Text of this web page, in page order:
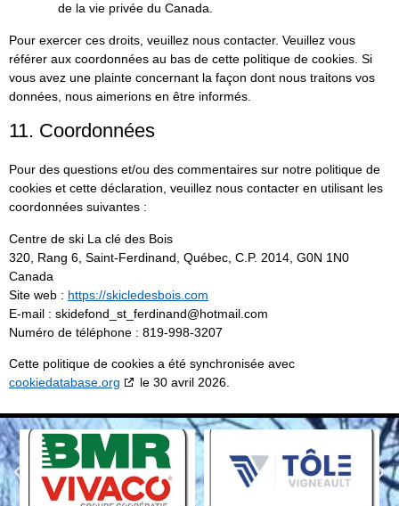
de la vie privée du Canada.
Pour exercer ces droits, veuillez nous contacter. Veuillez vous
référer aux coordonnées au bas de cette politique de cookies. Si
vous avez une plainte concernant la façon dont nous traitons vos
données, nous aimerions en être informés.
11. Coordonnées
Pour des questions et/ou des commentaires sur notre politique de
cookies et cette déclaration, veuillez nous contacter en utilisant les
coordonnées suivantes :
Centre de ski La clé des Bois
320, Rang 6, Saint-Ferdinand, Québec, C.P. 2014, G0N 1N0
Canada
Site web : https://skicledesbois.com
E-mail : skidefond_st_ferdinand@hotmail.com
Numéro de téléphone : 819-998-3207
Cette politique de cookies a été synchronisée avec
cookiedatabase.org
le 30 avril 2026.